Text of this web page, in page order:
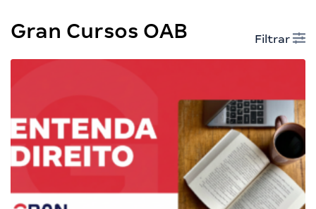
Gran Cursos OAB Filtrar